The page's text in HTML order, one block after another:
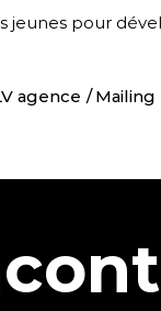
jeunes pour
agence Mailing